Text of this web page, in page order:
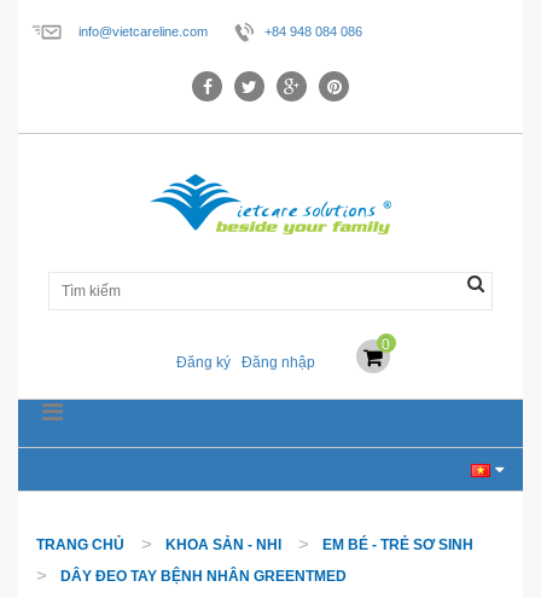
info@vietcareline.com +84 948 084 086
Đăng ký Đăng nhập
0
TRANG CHỦ KHOA SẢN - NHI
EM BÉ - TRẺ SƠ SINH
DÂY ĐEO TAY BỆNH NHÂN GREENTMED